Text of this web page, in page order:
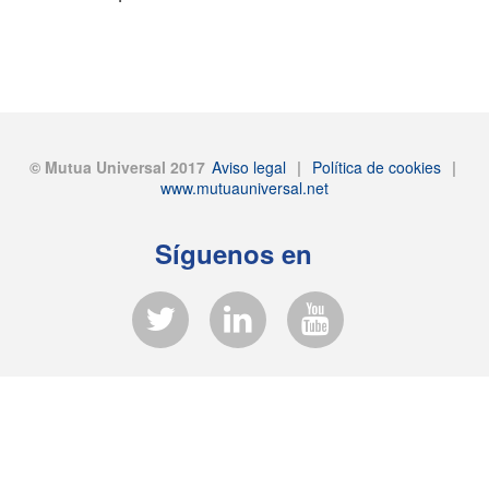
© Mutua Universal 2017 Aviso legal | Política de cookies |
www.mutuauniversal.net
Síguenos en